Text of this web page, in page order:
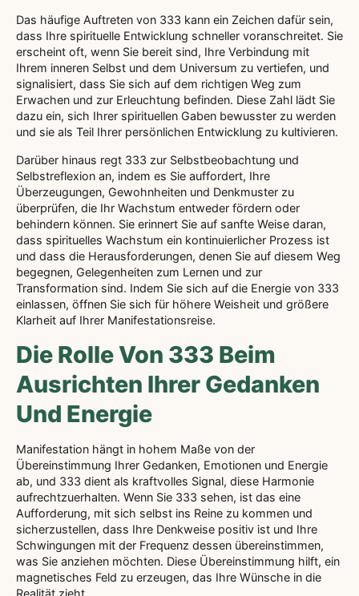
Das häufige Auftreten von 333 kann ein Zeichen dafür sein,
dass Ihre spirituelle Entwicklung schneller voranschreitet. Sie
erscheint oft, wenn Sie bereit sind, Ihre Verbindung mit
Ihrem inneren Selbst und dem Universum zu vertiefen, und
signalisiert, dass Sie sich auf dem richtigen Weg zum
Erwachen und zur Erleuchtung befinden. Diese Zahl lädt Sie
dazu ein, sich Ihrer spirituellen Gaben bewusster zu werden
und sie als Teil Ihrer persönlichen Entwicklung zu kultivieren.
Darüber hinaus regt 333 zur Selbstbeobachtung und
Selbstreflexion an, indem es Sie auffordert, Ihre
Überzeugungen, Gewohnheiten und Denkmuster zu
überprüfen, die Ihr Wachstum entweder fördern oder
behindern können. Sie erinnert Sie auf sanfte Weise daran,
dass spirituelles Wachstum ein kontinuierlicher Prozess ist
und dass die Herausforderungen, denen Sie auf diesem Weg
begegnen, Gelegenheiten zum Lernen und zur
Transformation sind. Indem Sie sich auf die Energie von 333
einlassen, öffnen Sie sich für höhere Weisheit und größere
Klarheit auf Ihrer Manifestationsreise.
Die Rolle Von 333 Beim
Ausrichten Ihrer Gedanken
Und Energie
Manifestation hängt in hohem Maße von der
Übereinstimmung Ihrer Gedanken, Emotionen und Energie
ab, und 333 dient als kraftvolles Signal, diese Harmonie
aufrechtzuerhalten. Wenn Sie 333 sehen, ist das eine
Aufforderung, mit sich selbst ins Reine zu kommen und
sicherzustellen, dass Ihre Denkweise positiv ist und Ihre
Schwingungen mit der Frequenz dessen übereinstimmen,
was Sie anziehen möchten. Diese Übereinstimmung hilft, ein
magnetisches Feld zu erzeugen, das Ihre Wünsche in die
Realität zieht.